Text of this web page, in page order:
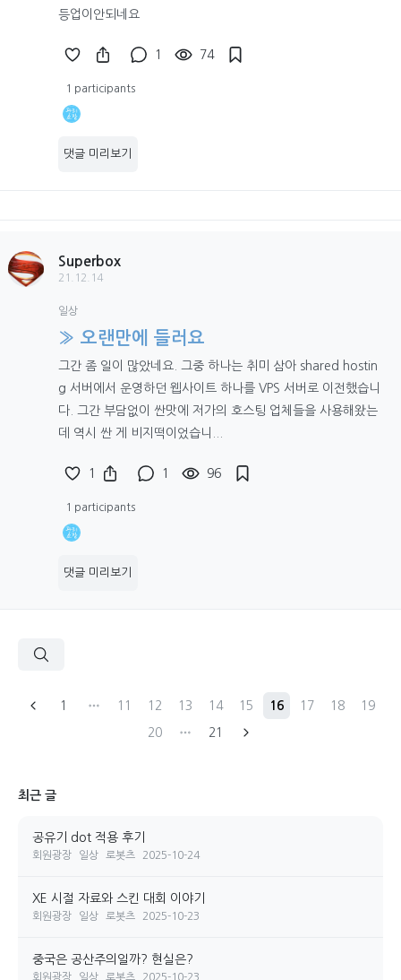
등업이안되네요
1 74
1 participants
댓글 미리보기
Superbox
21.12.14
일상
» 오랜만에 들러요
그간 좀 일이 많았네요. 그중 하나는 취미 삼아 shared hostin
g 서버에서 운영하던 웹사이트 하나를 VPS 서버로 이전했습니
다. 그간 부담없이 싼맛에 저가의 호스팅 업체들을 사용해왔는
데 역시 싼 게 비지떡이었습니...
1 1 96
1 participants
댓글 미리보기
1 11 12 13 14 15 16 17 18 19
20 21
최근 글
공유기 dot 적용 후기
회원광장 일상 로봇츠 2025-10-24
XE 시절 자료와 스킨 대회 이야기
회원광장 일상 로봇츠 2025-10-23
중국은 공산주의일까? 현실은?
회원광장 일상 로봇츠 2025-10-23